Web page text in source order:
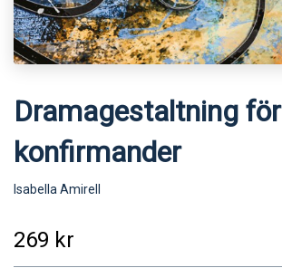
Dramagestaltning för
konfirmander
Isabella Amirell
269 kr